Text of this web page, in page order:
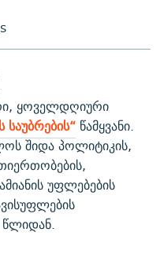
ყოველდღიური
წამყვანი.
შიდა პოლიტიკის,
უფლებების